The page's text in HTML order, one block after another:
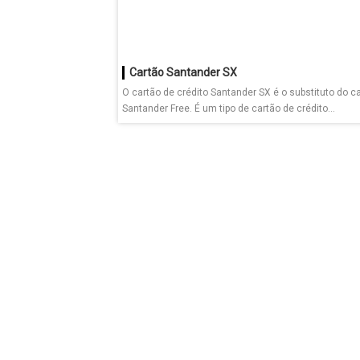
Cartão Santander SX
O cartão de crédito Santander SX é o substituto do
Santander Free. É um tipo de cartão de crédito...